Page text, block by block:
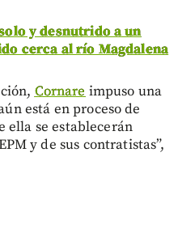
y desnutrido a un
cerca al río Magdalena
Cornareimpuso una
está en proceso de
ella se establecerán
y de sus contratistas”,